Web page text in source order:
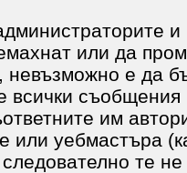
или да
невъзможно е да
всички
им
или уебмастъра
те не